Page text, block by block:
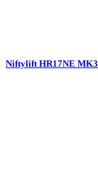
Niftylift HR17NE MK3